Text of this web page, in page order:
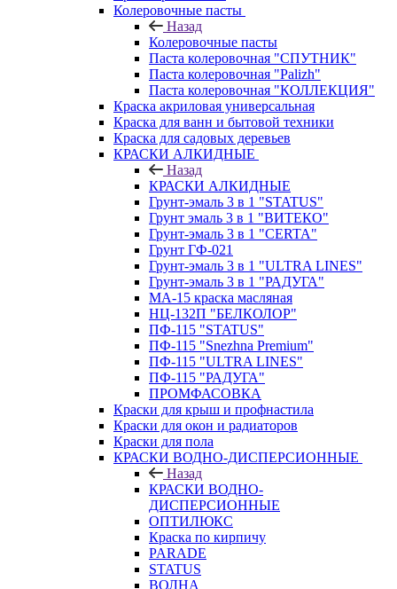
Колеровочные пасты
Назад
Колеровочные пасты
Паста колеровочная "СПУТНИК"
Паста колеровочная "Palizh"
Паста колеровочная "КОЛЛЕКЦИЯ"
Краска акриловая универсальная
Краска для ванн и бытовой техники
Краска для садовых деревьев
КРАСКИ АЛКИДНЫЕ
Назад
КРАСКИ АЛКИДНЫЕ
Грунт-эмаль 3 в 1 "STATUS"
Грунт эмаль 3 в 1 "ВИТЕКО"
Грунт-эмаль 3 в 1 "CERTA"
Грунт ГФ-021
Грунт-эмаль 3 в 1 "ULTRA LINES"
Грунт-эмаль 3 в 1 "РАДУГА"
МА-15 краска масляная
НЦ-132П "БЕЛКОЛОР"
ПФ-115 "STATUS"
ПФ-115 "Snezhna Premium"
ПФ-115 "ULTRA LINES"
ПФ-115 "РАДУГА"
ПРОМФАСОВКА
Краски для крыш и профнастила
Краски для окон и радиаторов
Краски для пола
КРАСКИ ВОДНО-ДИСПЕРСИОННЫЕ
Назад
КРАСКИ ВОДНО-
ДИСПЕРСИОННЫЕ
ОПТИЛЮКС
Краска по кирпичу
PARADE
STATUS
ВОЛНА